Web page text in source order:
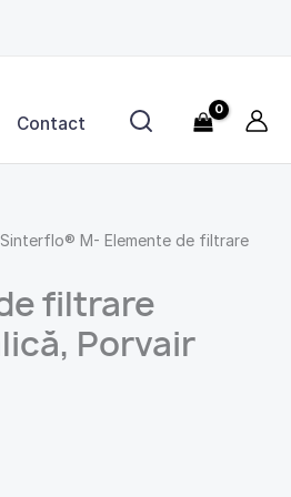
Contact
M- Elemente de filtrare
filtrare
Porvair